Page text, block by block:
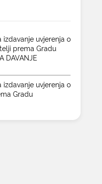
uvjerenja o
prema Gradu
DAVANJE
uvjerenja o
Gradu